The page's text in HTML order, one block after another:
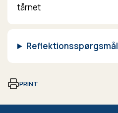
tårnet
Reflektionsspørgsmål
PRINT